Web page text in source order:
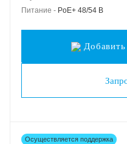
Питание - PoE+ 48/54 В
Осуществляется поддержка